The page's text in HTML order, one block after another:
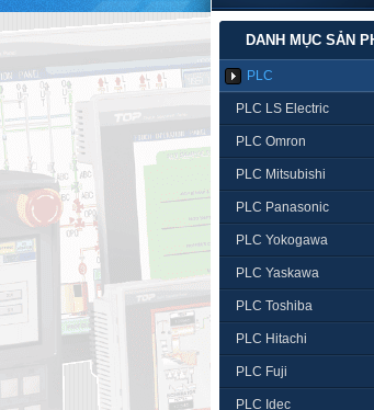
DANH MỤC SẢN
PLC
PLC LS Electric
PLC Omron
PLC Mitsubishi
PLC Panasonic
PLC Yokogawa
PLC Yaskawa
PLC Toshiba
PLC Hitachi
PLC Fuji
PLC Idec